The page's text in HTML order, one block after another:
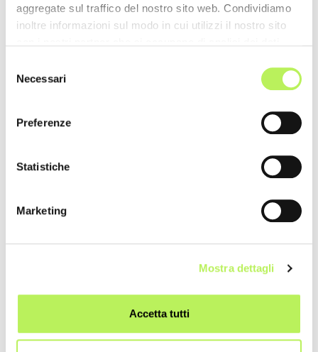
aggregate sul traffico del nostro sito web. Condividiamo
inoltre informazioni sul modo in cui utilizzi il nostro sito
combinarle con altre informazioni che hai fornito loro o
delNecessari
Preferenze
Statistiche
Marketing
Mostra dettagli
Accetta tutti
Partnerships